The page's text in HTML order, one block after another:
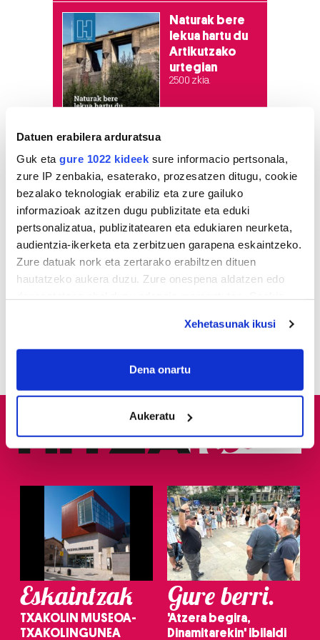
Datuen erabilera arduratsua
Guk eta gure 1022 kideek sure informacio pertsonala,
zure IP zenbakia, esaterako, prozesatzen ditugu, cookie
bezalako teknologiak erabiliz eta zure gailuko
informazioak azitzen dugu publizitate eta eduki
pertsonalizatua, publizitatearen eta edukiaren neurketa,
audientzia-ikerketa eta zerbitzuen garapena eskaintzeko.
Zure datuak nork eta zertarako erabiltzen dituen
hautatzeko aukera duzu. Zure onespena aldatzen edo
If you allow, we would also like to:
Collect information about your geographical
Identify your device by actively scanning it for
specific characteristics (fingerprinting)
Find out more about how your personal data is processed
Guk eta gure bazkideek zure datu pertsonalak
prozesatzen ditugu, zure IP zenbakia, besteak beste,
teknologia erabiliz, cookieak adibidez, iragarki eta eduki
pertsonalizatuak eskaintzeko, iragarkiak eta edukia
neurtzeko, jendeari buruzko informazioa biltzeko eta
produktuak garatzeko. Zure datuak nork eta zertarako
erabiltzen dituen hauta dezakezu.
Xehetasunak ikusi
Dena onartu
Aukeratu
Naturak bere
lekua hartu du
Artikutzako
urtegian
2.500 zkia.
Azken egunetako irakurrienak
1
KASek salatu du
Udaltzaingoa haien aurka
jazartu dela
Donostiarrek eklipsea
Eskaintzak
TXAKOLIN MUSEOA-
TXAKOLINGUNEA
Gure berri.
'Atzera begira,
Dinamitarekin' ibilaldi